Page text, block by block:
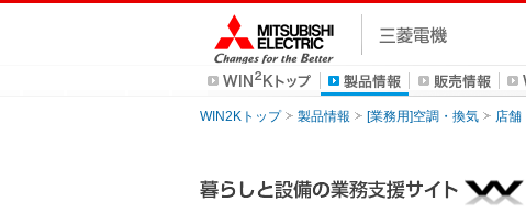
WIN2Kトップ 製品情報 [業務用]空調・換気 店舗